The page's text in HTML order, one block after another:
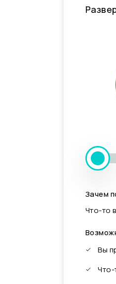
Зачем
Что-то
Вы